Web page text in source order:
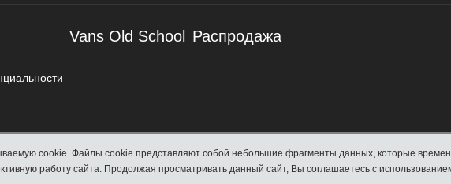
Vans Old School Распродажа
компьютере или мобильном устройстве, и обеспечивают более эффективную работу сайта. Продолжая просматривать данный сайт, Вы